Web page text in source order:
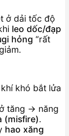
ở dải tốc độ
leo dốc/đạp
hỏng “rất
khó bắt lửa
tăng → năng
(misfire).
hao xăng